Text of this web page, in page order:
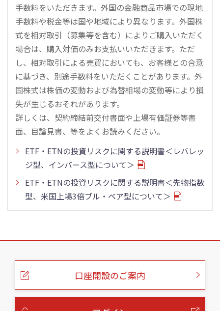
手数料をいただきます。外国の金融商品市場での現地
手数料や税金等は国や地域により異なります。外国株
式を相対取引（募集等を含む）によりご購入いただく
場合は、購入対価のみお支払いいただきます。ただ
し、相対取引による売買においても、お客様との合意
に基づき、別途手数料をいただくことがあります。外
国株式は株価の変動および為替相場の変動等により損
失が生じるおそれがあります。
詳しくは、契約締結前交付書面や上場有価証券等書
面、目論見書、等をよくお読みください。
ETF・ETNの投資リスクに関する説明書＜レバレッ
ジ型、インバース型について＞
ETF・ETNの投資リスクに関する説明書＜先物指数
型、米国上場3倍ブル・ベア型について＞
こ
口座開設のご案内